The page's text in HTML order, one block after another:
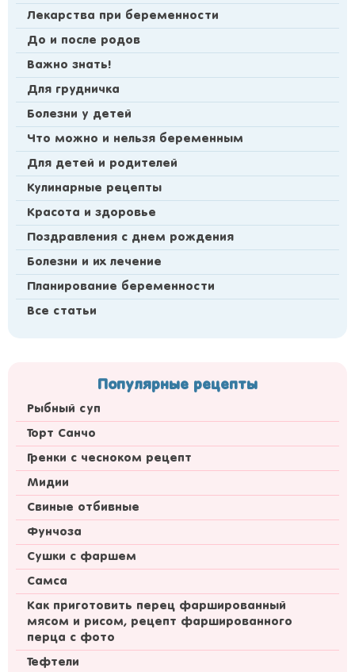
Лекарства при беременности
До и после родов
Важно знать!
Для грудничка
Болезни у детей
Что можно и нельзя беременным
Для детей и родителей
Кулинарные рецепты
Красота и здоровье
Поздравления с днем рождения
Болезни и их лечение
Планирование беременности
Все статьи
Популярные рецепты
Рыбный суп
Торт Санчо
Гренки с чесноком рецепт
Мидии
Свиные отбивные
Фунчоза
Сушки с фаршем
Самса
Как приготовить перец фаршированный
мясом и рисом, рецепт фаршированного
перца с фото
Тефтели